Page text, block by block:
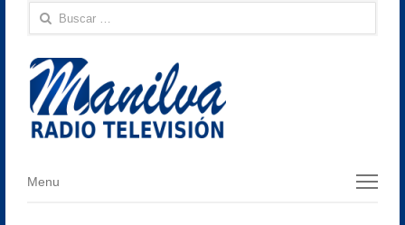
Buscar:
Menu
Menu